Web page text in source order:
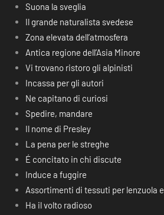
Suona la sveglia
Il grande naturalista svedese
Zona elevata dell’atmosfera
Antica regione dell’Asia Minore
Vi trovano ristoro gli alpinisti
Incassa per gli autori
Ne capitano di curiosi
Spedire, mandare
Il nome di Presley
La pena per le streghe
É concitato in chi discute
Induce a fuggire
Assortimenti di tessuti per lenzuola
Ha il volto radioso